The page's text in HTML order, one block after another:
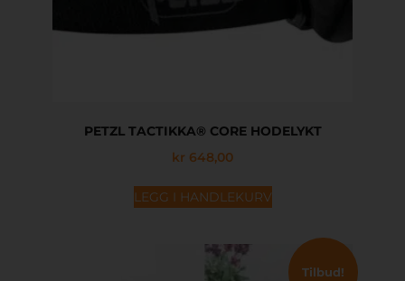
PETZL TACTIKKA® CORE HODELYKT
kr 648,00
LEGG I HANDLEKURV
Tilbud!